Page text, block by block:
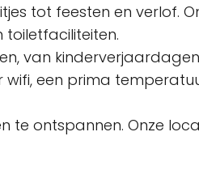
tot feesten en verlof.
van
een prima
te ontspannen. Onze